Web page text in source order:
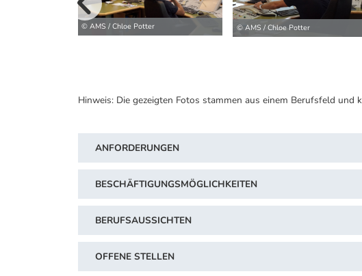
© AMS / Chloe Potter © AMS / Chloe Potter
vorherige
Hinweis: Die gezeigten Fotos stammen aus einem Berufsfeld und
ANFORDERUNGEN
BESCHÄFTIGUNGSMÖGLICHKEITEN
BERUFSAUSSICHTEN
OFFENE STELLEN